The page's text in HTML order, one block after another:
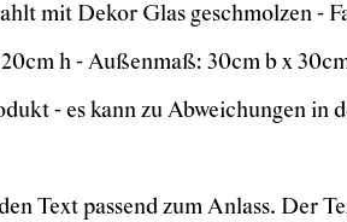
mit Dekor Glas geschmolzen -
h - Außenmaß: 30cm b x
- es kann zu Abweichungen in
Text passend zum Anlass. Der